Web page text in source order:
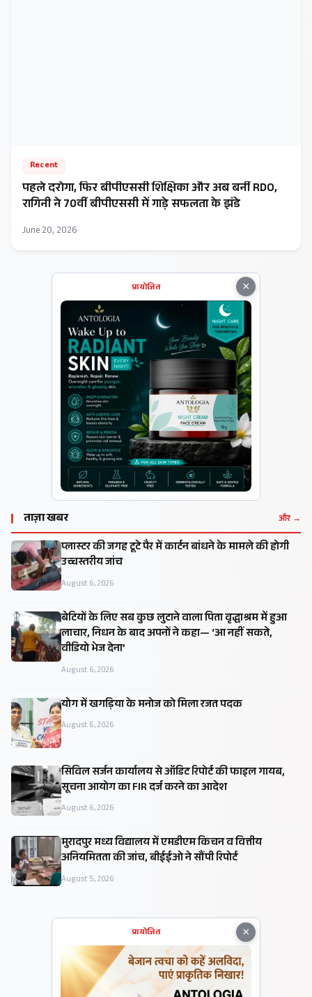
Recent
पहले दरोगा, फिर बीपीएससी शिक्षिका और अब बनीं RDO,
रागिनी ने 70वीं बीपीएससी में गाड़े सफलता के झंडे
June 20, 2026
×
प्रायोजित
ताज़ा खबर और →
प्लास्टर की जगह टूटे पैर में कार्टन बांधने के मामले की होगी
उच्चस्तरीय जांच
August 6, 2026
बेटियों के लिए सब कुछ लुटाने वाला पिता वृद्धाश्रम में हुआ
लाचार, निधन के बाद अपनों ने कहा— ‘आ नहीं सकते,
वीडियो भेज देना’
August 6, 2026
​योग में खगड़िया के मनोज को मिला रजत पदक
August 6, 2026
सिविल सर्जन कार्यालय से ऑडिट रिपोर्ट की फाइल गायब,
सूचना आयोग का FIR दर्ज करने का आदेश
August 6, 2026
मुरादपुर मध्य विद्यालय में एमडीएम किचन व वित्तीय
अनियमितता की जांच, बीईईओ ने सौंपी रिपोर्ट
August 5, 2026
×
प्रायोजित